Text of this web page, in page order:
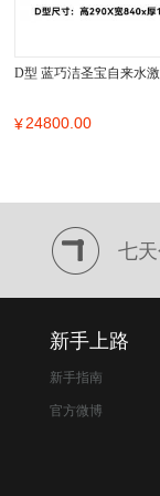
D型 蓝巧洁圣宝自来水
¥24800.00
七
新手上路
新手指南
官方微博